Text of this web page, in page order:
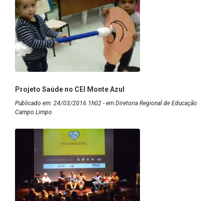
Projeto Saúde no CEI Monte Azul
Publicado em: 24/03/2016 1h02 - em Diretoria Regional de Educação
Campo Limpo